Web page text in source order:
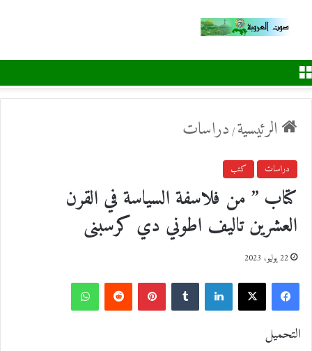
الرئيسية/ دراسات
دراسات كتب
كتاب ” من فلاسفة السياسة في القرن
العشرين تاليف اطوني دي كرسبنى
22 يوليو، 2023
ي
التحميل